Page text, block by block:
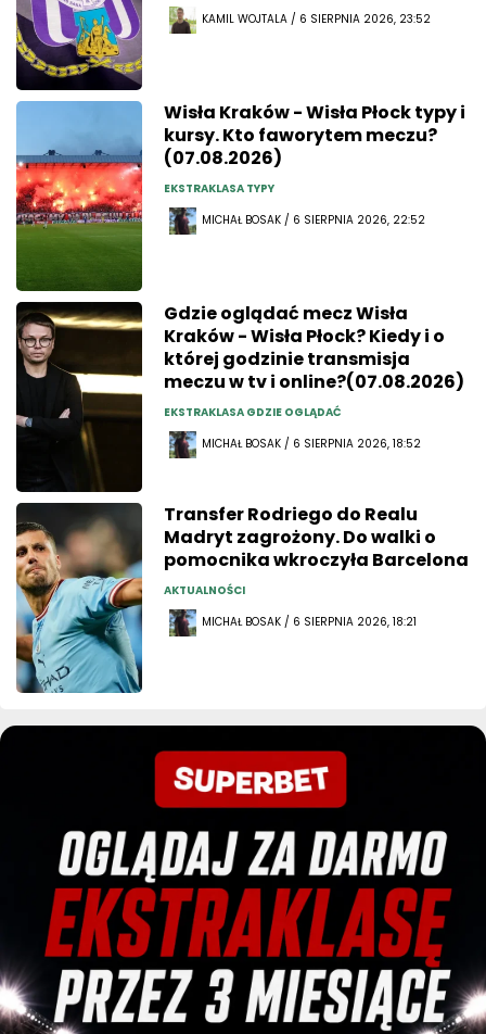
KAMIL WOJTALA / 6 SIERPNIA 2026, 23:52
Wisła Kraków - Wisła Płock typy i
kursy. Kto faworytem meczu?
(07.08.2026)
EKSTRAKLASA TYPY
MICHAŁ BOSAK / 6 SIERPNIA 2026, 22:52
Gdzie oglądać mecz Wisła
Kraków - Wisła Płock? Kiedy i o
której godzinie transmisja
meczu w tv i online?(07.08.2026)
EKSTRAKLASA GDZIE OGLĄDAĆ
MICHAŁ BOSAK / 6 SIERPNIA 2026, 18:52
Transfer Rodriego do Realu
Madryt zagrożony. Do walki o
pomocnika wkroczyła Barcelona
AKTUALNOŚCI
MICHAŁ BOSAK / 6 SIERPNIA 2026, 18:21